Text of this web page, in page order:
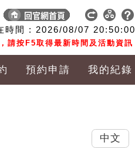
時間 : 2026/08/07 20:50:01
請按F5取得最新時間及活動資訊
預約申請 我的紀錄